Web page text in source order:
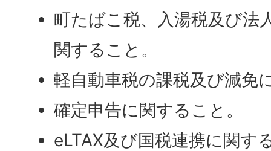
町たばこ税、入湯税及び法
関すること。
軽自動車税の課税及び減免
確定申告に関すること。
eLTAX及び国税連携に関す